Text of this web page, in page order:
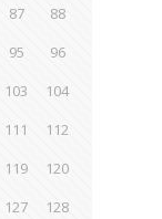
87
88
95
96
103
104
111
112
119
120
127
128